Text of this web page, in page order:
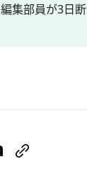
編集部員が3日